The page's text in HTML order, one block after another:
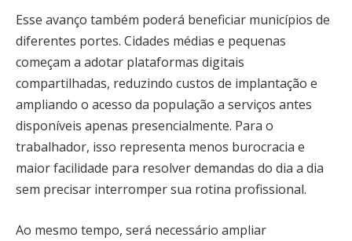
Esse avanço também poderá beneficiar municípios de
diferentes portes. Cidades médias e pequenas
começam a adotar plataformas digitais
compartilhadas, reduzindo custos de implantação e
ampliando o acesso da população a serviços antes
disponíveis apenas presencialmente. Para o
trabalhador, isso representa menos burocracia e
maior facilidade para resolver demandas do dia a dia
sem precisar interromper sua rotina profissional.
Ao mesmo tempo, será necessário ampliar